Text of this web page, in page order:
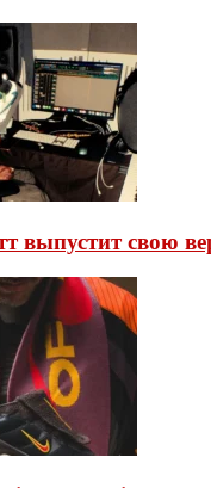
выпустит свою